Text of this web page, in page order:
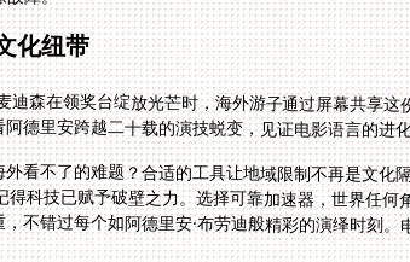
化纽带
迪森在领奖台绽放光芒时，海外游子通过屏幕共享
德里安跨越二十载的演技蜕变，见证电影语言的进
看不了的难题？合适的工具让地域限制不再是文
得科技已赋予破壁之力。选择可靠加速器，世界任
不错过每个如阿德里安·布劳迪般精彩的演绎时刻